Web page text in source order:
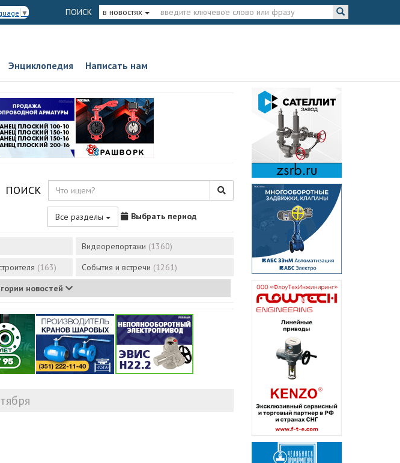
▼ ПОИСК в новостях
Энциклопедия Написать нам
ПОИСК
Все разделы Выбрать период
Видеорепортажи (1360)
(163) События и встречи (1261)
новостей